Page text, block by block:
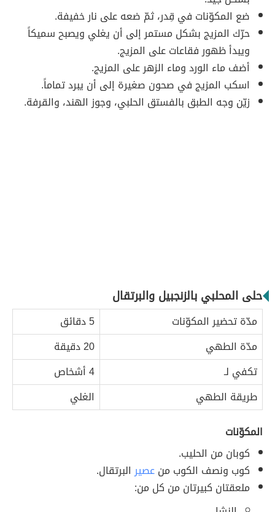
ضع المكوّنات في قِدر، ثمّ ضعه على نار خفيفة.
حرّك المزيج بشكل مستمر إلى أن يغلي ويصبح سميكاً
ويبدأ ظهور فقاعات على المزيج.
أضف ماء الورد وماء الزهر على المزيج.
اسكب المزيج في صحون صغيرة إلى أن يبرد تماماً.
زيّن وجه الطبق بالفستق الحلبي، وجوز الهند، والقرفة.
حلى المحلبي بالزنجبيل والبرتقال
مدّة تحضير المكوّنات
5 دقائق
مدّة الطهي
20 دقيقة
تكفي لـ
4 أشخاص
طريقة الطهي
الغلي
المكوّنات
كوبان من الحليب.
كوب ونصف الكوب منعصيرالبرتقال.
ملعقتان كبيرتان من كل من: